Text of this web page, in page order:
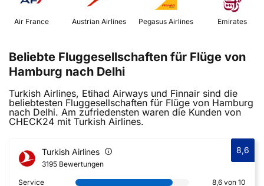
Air France Austrian Airlines Emirates
Beliebte Fluggesellschaften für Flüge von
Hamburg nach Delhi
Turkish Airlines, Etihad Airways und Finnair sind die
beliebtesten Fluggesellschaften für Flüge von Hamburg
nach Delhi. Am zufriedensten waren die Kunden von
CHECK24 mit Turkish Airlines.
Turkish Airlines
3195 Bewertungen
8,6
Service
8,6 von 10